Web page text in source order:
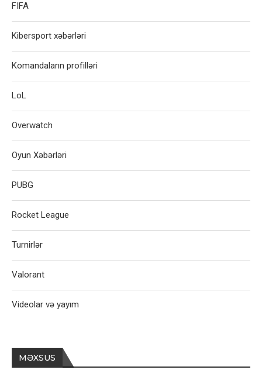
FIFA
Kibersport xəbərləri
Komandaların profilləri
LoL
Overwatch
Oyun Xəbərləri
PUBG
Rocket League
Turnirlər
Valorant
Videolar və yayım
MƏXSUS